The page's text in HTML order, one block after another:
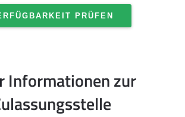
PRÜFEN
Informationen zur